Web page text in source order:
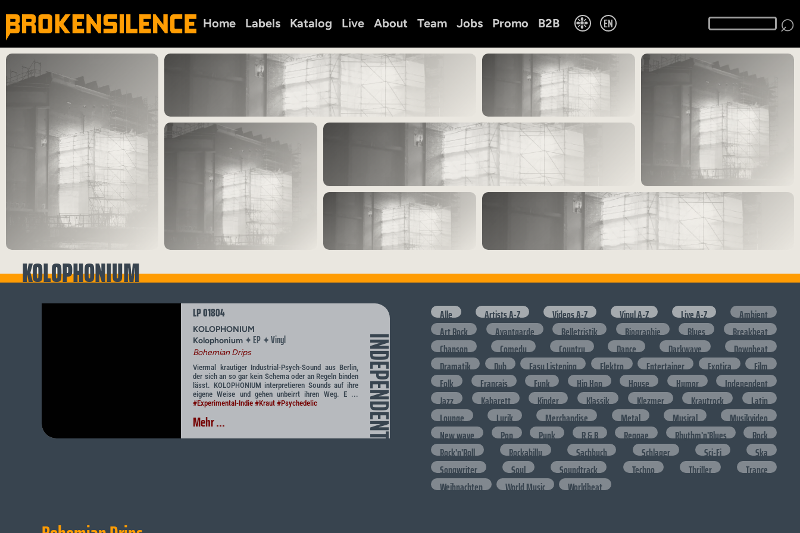
Home Labels Katalog Live About Team Jobs Promo B2B ❉ EN ⌕
KOLOPHONIUM
LP 01804
INDEPENDENT
KOLOPHONIUM
Kolophonium ✦EP✦Vinyl
Bohemian Drips
Viermal krautiger Industrial-Psych-Sound aus Berlin,
der sich an so gar kein Schema oder an Regeln binden
lässt. KOLOPHONIUM interpretieren Sounds auf ihre
eigene Weise und gehen unbeirrt ihren Weg. E ...
#Experimental-Indie #Kraut #Psychedelic
Mehr ...
Alle Artists A-Z Videos A-Z Vinyl A-Z Live A-Z
Ambient
Art Rock
Avantgarde Belletristik Biographie Blues
Breakbeat
Chanson
Comedy Country Dance Darkwave
Downbeat
Dramatik
Dub Easy Listening Elektro Entertainer Exotica
Film
Folk
Francais Funk Hip Hop House Humor
Independent
Jazz
Kabarett Kinder Klassik Klezmer Krautrock
Latin
Lounge
Lyrik Merchandise Metal Musical
Musikvideo
New wave
Pop Punk R & B Reggae Rhythm'n'Blues
Rock
Rock'n'Roll
Rockabilly Sachbuch Schlager Sci-Fi
Ska
Songwriter
Soul Soundtrack Techno Thriller
Trance
Weihnachten
World Music Worldbeat